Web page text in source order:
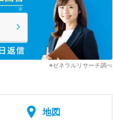
※ゼネラルリサーチ調べ
地図